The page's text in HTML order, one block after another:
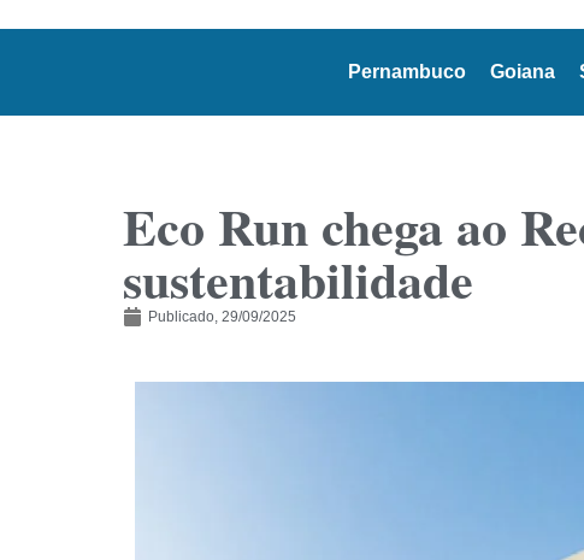
Pernambuco Goiana
Eco Run chega ao
sustentabilidade
Publicado, 29/09/2025